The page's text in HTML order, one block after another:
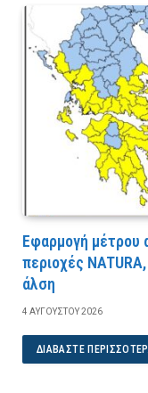
Εφαρμογή μέτρου
περιοχές
άλση
4 ΑΥΓΟΎΣΤΟΥ 2026
ΔΙΑΒΆΣΤΕ